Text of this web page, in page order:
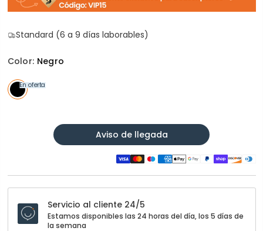
Standard (6 a 9 días laborables)
Color: Negro
En oferta
Aviso de llegada
Servicio al cliente 24/5
Estamos disponibles las 24 horas del día, los 5 días de
la semana